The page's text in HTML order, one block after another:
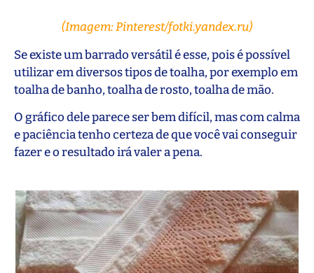
(Imagem: Pinterest/fotki.yandex.ru)
Se existe um barrado versátil é esse, pois é possível
utilizar em diversos tipos de toalha, por exemplo em
toalha de banho, toalha de rosto, toalha de mão.
O gráfico dele parece ser bem difícil, mas com calma
e paciência tenho certeza de que você vai conseguir
fazer e o resultado irá valer a pena.